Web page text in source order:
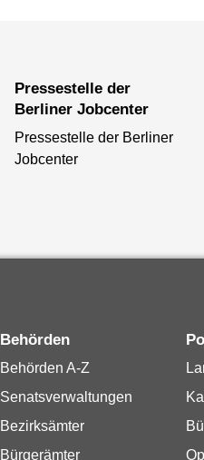
Pressestelle der
Berliner Jobcenter
Pressestelle der Berliner
Jobcenter
Behörden
Behörden A-Z
Senatsverwaltungen
Bezirksämter
Bürgerämter